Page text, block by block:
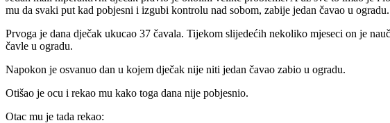
mu da svaki put kad pobjesni i izgubi kontrolu nad sobom, zabije jedan čavao u ogradu.
Prvoga je dana dječak ukucao 37 čavala. Tijekom slijedećih nekoliko mjeseci on je
čavle u ogradu.
Napokon je osvanuo dan u kojem dječak nije niti jedan čavao zabio u ogradu.
Otišao je ocu i rekao mu kako toga dana nije pobjesnio.
Otac mu je tada rekao: